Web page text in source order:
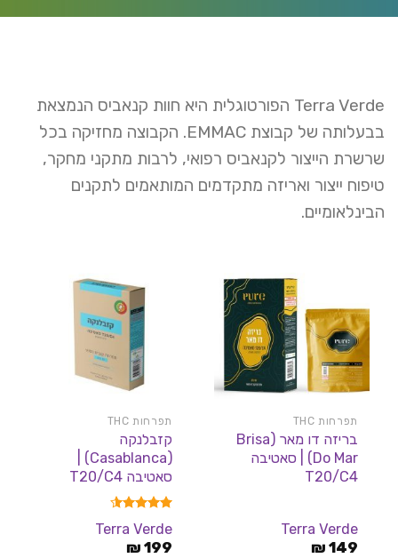
Terra Verde הפורטוגלית היא חוות קנאביס הנמצאת
בבעלותה של קבוצת EMMAC. הקבוצה מחזיקה בכל
שרשרת הייצור לקנאביס רפואי, לרבות מתקני מחקר,
טיפוח ייצור ואריזה מתקדמים המותאמים לתקנים
הבינלאומיים.
תפרחות THC
בריזה דו מאר (Brisa
Do Mar) | סאטיבה
T20/C4
Terra Verde
149
₪
תפרחות THC
קזבלנקה
(Casablanca) |
סאטיבה T20/C4
דורג
4.50
מתוך 5
Terra Verde
199
₪